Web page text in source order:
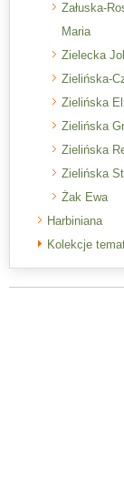
Załuska-
Maria
Zielecka
Zielińska-
Zielińska
Zielińska
Zielińska
Zielińska
Żak Ewa
Harbiniana
Kolekcje